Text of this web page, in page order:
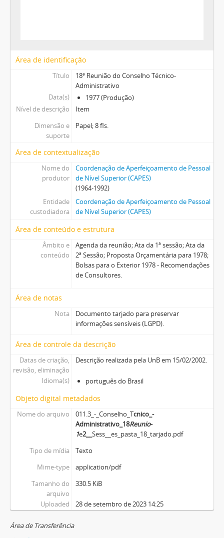
Área de identificação
Título
18ª Reunião do Conselho Técnico-
Administrativo
Data(s)
1977 (Produção)
Nível de descrição
Item
Dimensão e
suporte
Papel; 8 fls.
Área de contextualização
Nome do
produtor
Coordenação de Aperfeiçoamento de Pessoal
de Nível Superior (CAPES)
(1964-1992)
Entidade
custodiadora
Coordenação de Aperfeiçoamento de Pessoal
de Nível Superior (CAPES)
Área de conteúdo e estrutura
Âmbito e
conteúdo
Agenda da reunião; Ata da 1ª sessão; Ata da
2ª Sessão; Proposta Orçamentária para 1978;
Bolsas para o Exterior 1978 - Recomendações
de Consultores.
Área de notas
Nota
Documento tarjado para preservar
informações sensíveis (LGPD).
Área de controle da descrição
Datas de criação,
revisão, eliminação
Descrição realizada pela UnB em 15/02/2002.
Idioma(s) português do Brasil
Objeto digital metadados
Nome do arquivo 011.3_-_Conselho_Tcnico_-
Administrativo_18Reunio-
1e2__ Sess__es_pasta_18_tarjado.pdf
Tipo de mídia
Texto
Mime-type
application/pdf
Tamanho do
arquivo
330.5 KiB
Uploaded 28 de setembro de 2023 14:25
Área de Transferência